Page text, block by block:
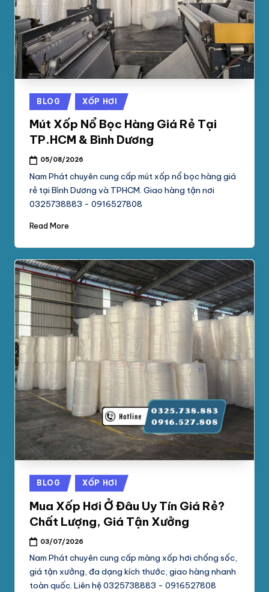
G
S
Ố
C
phối
mút
xốp
pe
foam,
xốp
chống
TpHCM,
Bình
Dương
Posted
in
BLOG XỐP HƠI
Mút Xốp Nổ Bọc Hàng Giá Rẻ Tại
TP.HCM & Bình Dương
05/08/2026
Nam Phát chuyên cung cấp mút xốp nổ bọc hàng giá
rẻ tại Bình Dương và TPHCM. Giao hàng tận nơi
0325738883 - 0916527808
Read More
Posted
in
BLOG XỐP HƠI
Mua Xốp Hơi Ở Đâu Uy Tín Giá Rẻ?
Chất Lượng, Giá Tận Xưởng
03/07/2026
Nam Phát chuyên cung cấp màng xốp hơi chống sốc,
giá tận xưởng, đa dạng kích thước, giao hàng nhanh
toàn quốc. Liên hệ 0325738883 - 0916527808